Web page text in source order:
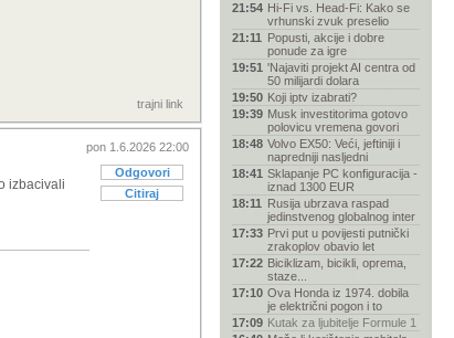
trajni link
pon 1.6.2026 22:00
Odgovori
Citiraj
izbacivali
21:54 Hi-Fi vs. Head-Fi: Kako se
vrhunski zvuk preselio
21:11 Popusti, akcije i dobre
ponude za igre
19:51 'Najaviti projekt AI centra od
50 milijardi dolara
19:50 Koji iptv izabrati?
19:39 Musk investitorima gotovo
polovicu vremena govori
18:48 Volvo EX50: Veći, jeftiniji i
napredniji nasljedni
18:41 Sklapanje PC konfiguracija -
iznad 1300 EUR
18:11 Rusija ubrzava raspad
jedinstvenog globalnog inter
17:33 Prvi put u povijesti putnički
zrakoplov obavio let
17:22 Biciklizam, bicikli, oprema,
staze...
17:10 Ova Honda iz 1974. dobila
je električni pogon i to
17:09 Kutak za ljubitelje Formule 1